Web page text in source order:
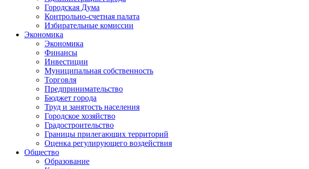
Городская Дума
Контрольно-счетная палата
Избирательные комиссии
Экономика
Экономика
Финансы
Инвестиции
Муниципальная собственность
Торговля
Предпринимательство
Бюджет города
Труд и занятость населения
Городское хозяйство
Градостроительство
Границы прилегающих территорий
Оценка регулирующего воздействия
Общество
Образование